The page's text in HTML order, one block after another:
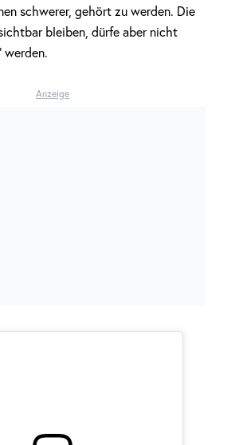
schwerer, gehört zu werden. Die
bleiben, dürfe aber nicht
werden.
Anzeige